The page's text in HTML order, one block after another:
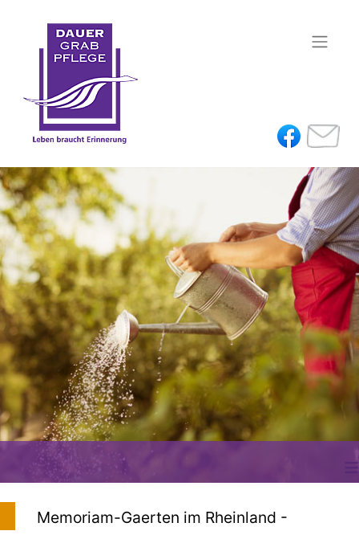
≡
Memoriam-Gaerten im Rheinland -